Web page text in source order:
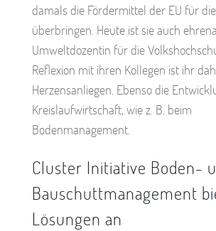
damals die Fördermittel der EU für
überbringen. Heute ist sie auch
Umweltdozentin für die
Reflexion mit ihren Kollegen ist ihr
Herzensanliegen. Ebenso die
Kreislaufwirtschaft, wie z. B. beim
Bodenmanagement.
Cluster Initiative Boden-
Bauschuttmanagement
Lösungen an